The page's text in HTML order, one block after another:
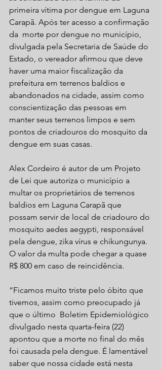
primeira vítima por dengue em Laguna
Carapã. Após ter acesso a confirmação
da  morte por dengue no município,
divulgada pela Secretaria de Saúde do
Estado, o vereador afirmou que deve
haver uma maior fiscalização da
prefeitura em terrenos baldios e
abandonados na cidade, assim como
conscientização das pessoas em
manter seus terrenos limpos e sem
pontos de criadouros do mosquito da
dengue em suas casas.
Alex Cordeiro é autor de um Projeto
de Lei que autoriza o município a
multar os proprietários de terrenos
baldios em Laguna Carapã que
possam servir de local de criadouro do
mosquito aedes aegypti, responsável
pela dengue, zika vírus e chikungunya.
O valor da multa pode chegar a quase
R$ 800 em caso de reincidência.
“Ficamos muito triste pelo óbito que
tivemos, assim como preocupado já
que o último  Boletim Epidemiológico
divulgado nesta quarta-feira (22)
apontou que a morte no final do mês
foi causada pela dengue. É lamentável
saber que nossa cidade está nesta